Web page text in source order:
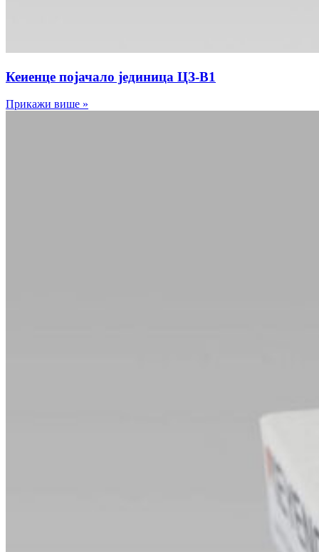
Кеиенце појачало јединица ЦЗ-В1
Прикажи више »